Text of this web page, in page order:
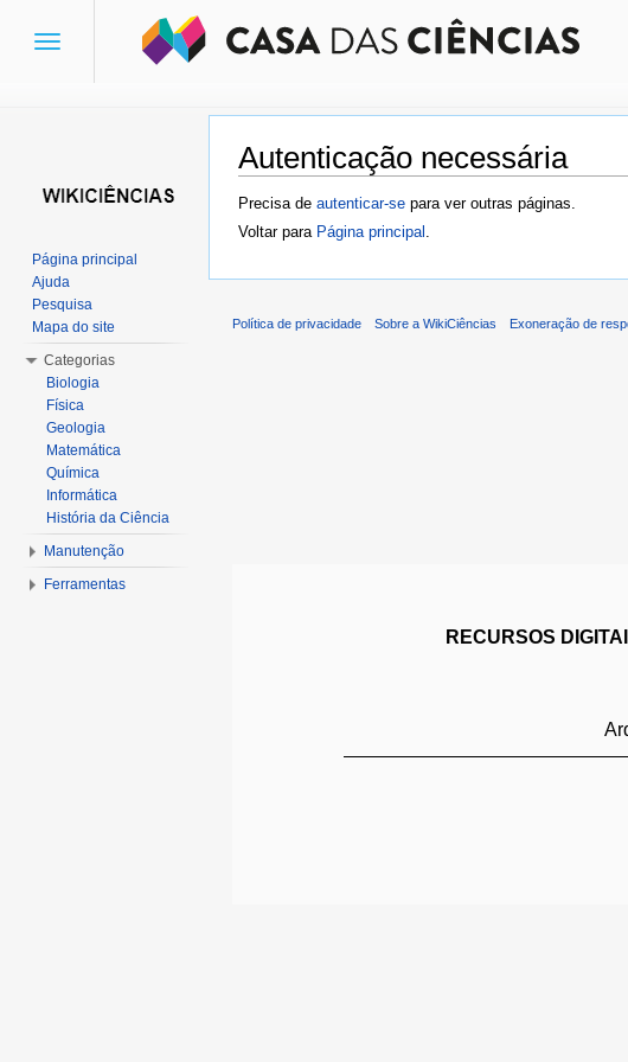
Autenticação necessária
Ir para:navegação,pesquisa
Precisa de autenticar-se para ver outras páginas.
Voltar para Página principal
Toggle
Página principal
Ajuda
Pesquisa
Mapa do site
Categorias
Biologia
Física
Geologia
Matemática
Química
Informática
História da Ciência
Manutenção
Ferramentas
Política de privacidade Sobre a WikiCiências Exoneração de
RECURSOS